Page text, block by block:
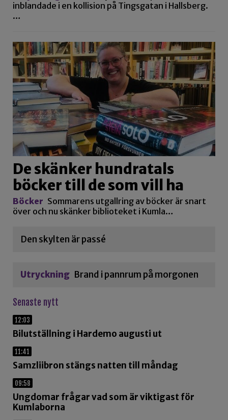
inblandade i en kollision på Tingsgatan i Hallsberg.
…
De skänker hundratals
böcker till de som vill ha
Böcker Sommarens utgallring av böcker är snart
över och nu skänker biblioteket i Kumla…
Den skylten är passé
Utryckning Brand i pannrum på morgonen
Senaste nytt
12:03
Bilutställning i Hardemo augusti ut
11:41
Samzliibron stängs natten till måndag
09:58
Ungdomar frågar vad som är viktigast för
Kumlaborna